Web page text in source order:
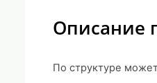
Описание
По структуре